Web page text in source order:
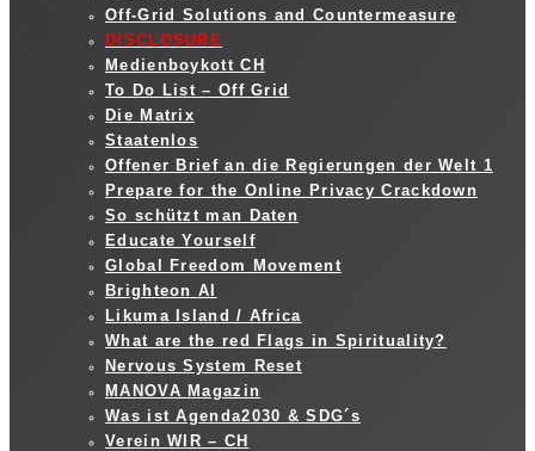
Off-Grid Solutions and Countermeasure
DISCLOSURE
Medienboykott CH
To Do List – Off Grid
Die Matrix
Staatenlos
Offener Brief an die Regierungen der Welt 1
Prepare for the Online Privacy Crackdown
So schützt man Daten
Educate Yourself
Global Freedom Movement
Brighteon AI
Likuma Island / Africa
What are the red Flags in Spirituality?
Nervous System Reset
MANOVA Magazin
Was ist Agenda2030 & SDG´s
Verein WIR – CH